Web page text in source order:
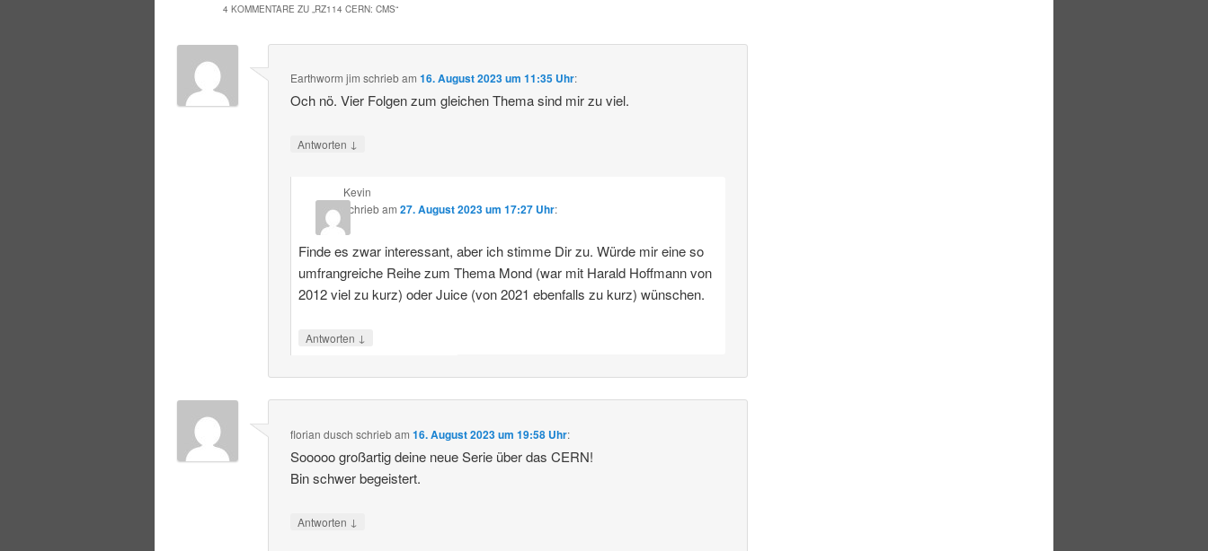
4 KOMMENTARE ZU „ RZ114 CERN: CMS“
Earthworm jim schriebam16. August 2023 um 11:35 Uhr:
Och nö. Vier Folgen zum gleichen Thema sind mir zu viel.
Antworten ↓
Kevin
schriebam 27. August 2023 um 17:27 Uhr:
Finde es zwar interessant, aber ich stimme Dir zu. Würde mir eine so
umfrangreiche Reihe zum Thema Mond (war mit Harald Hoffmann von
2012 viel zu kurz) oder Juice (von 2021 ebenfalls zu kurz) wünschen.
Antworten ↓
florian dusch schriebam16. August 2023 um 19:58 Uhr:
Sooooo großartig deine neue Serie über das CERN!
Bin schwer begeistert.
Antworten ↓